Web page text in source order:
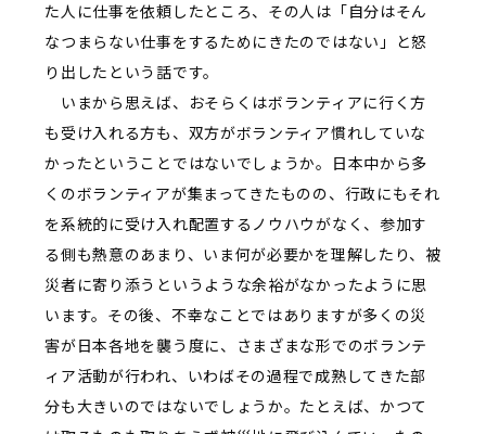
た人に仕事を依頼したところ、その人は「自分はそん
なつまらない仕事をするためにきたのではない」と怒
り出したという話です。
いまから思えば、おそらくはボランティアに行く方
も受け入れる方も、双方がボランティア慣れしていな
かったということではないでしょうか。日本中から多
くのボランティアが集まってきたものの、行政にもそれ
を系統的に受け入れ配置するノウハウがなく、参加す
る側も熱意のあまり、いま何が必要かを理解したり、被
災者に寄り添うというような余裕がなかったように思
います。その後、不幸なことではありますが多くの災
害が日本各地を襲う度に、さまざまな形でのボランテ
ィア活動が行われ、いわばその過程で成熟してきた部
分も大きいのではないでしょうか。たとえば、かつて